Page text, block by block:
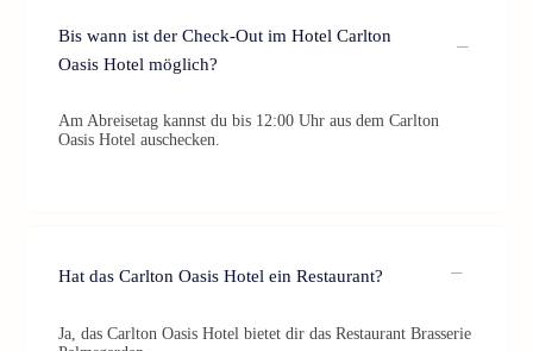
Bis wann ist der Check-Out im Hotel Carlton
Oasis Hotel möglich?
Am Abreisetag kannst du bis 12:00 Uhr aus dem Carlton
Oasis Hotel auschecken.
Hat das Carlton Oasis Hotel ein Restaurant?
Ja, das Carlton Oasis Hotel bietet dir das Restaurant Brasserie